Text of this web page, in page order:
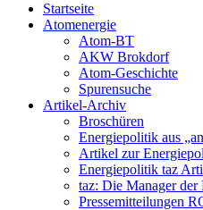
Startseite
Atomenergie
Atom-BT
AKW Brokdorf
Atom-Geschichte
Spurensuche
Artikel-Archiv
Broschüren
Energiepolitik aus
Artikel zur
Energiepolitik taz
taz: Die Manager der
Pressemitteilungen